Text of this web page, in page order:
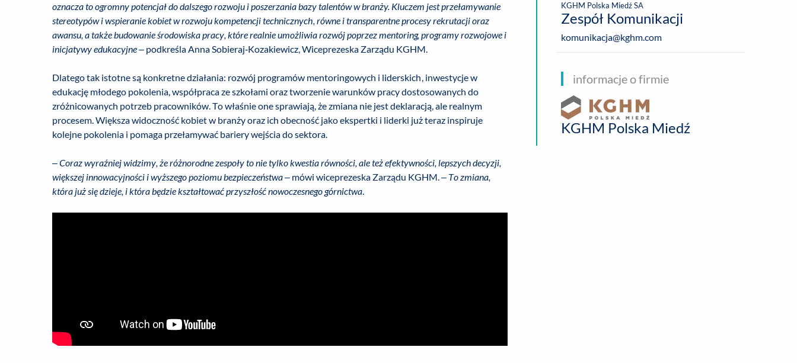
oznacza to ogromny potencjał do dalszego rozwoju i poszerzania bazy talentów w branży. Kluczem jest przełamywanie
stereotypów i wspieranie kobiet w rozwoju kompetencji technicznych, równe i transparentne procesy rekrutacji oraz
awansu, a także budowanie środowiska pracy, które realnie umożliwia rozwój poprzez mentoring, programy rozwojowe i
inicjatywy edukacyjne– podkreśla Anna Sobieraj‑Kozakiewicz, Wiceprezeska Zarządu KGHM.
Dlatego tak istotne są konkretne działania: rozwój programów mentoringowych i liderskich, inwestycje w
edukację młodego pokolenia, współpraca ze szkołami oraz tworzenie warunków pracy dostosowanych do
zróżnicowanych potrzeb pracowników. To właśnie one sprawiają, że zmiana nie jest deklaracją, ale realnym
procesem. Większa widoczność kobiet w branży oraz ich obecność jako ekspertki i liderki już teraz inspiruje
kolejne pokolenia i pomaga przełamywać bariery wejścia do sektora.
– Coraz wyraźniej widzimy, że różnorodne zespoły to nie tylko kwestia równości, ale też efektywności, lepszych decyzji,
większej innowacyjności i wyższego poziomu bezpieczeństwa– mówi wiceprezeska Zarządu KGHM. – To zmiana,
która już się dzieje, i która będzie kształtować przyszłość nowoczesnego górnictwa.
KGHM Polska Miedź SA
Zespół Komunikacji
komunikacja@kghm.com
informacje o firmie
KGHM Polska Miedź